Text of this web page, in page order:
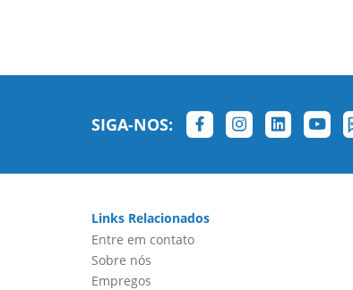
SIGA-NOS:
Links Relacionados
Entre em contato
Sobre nós
Empregos